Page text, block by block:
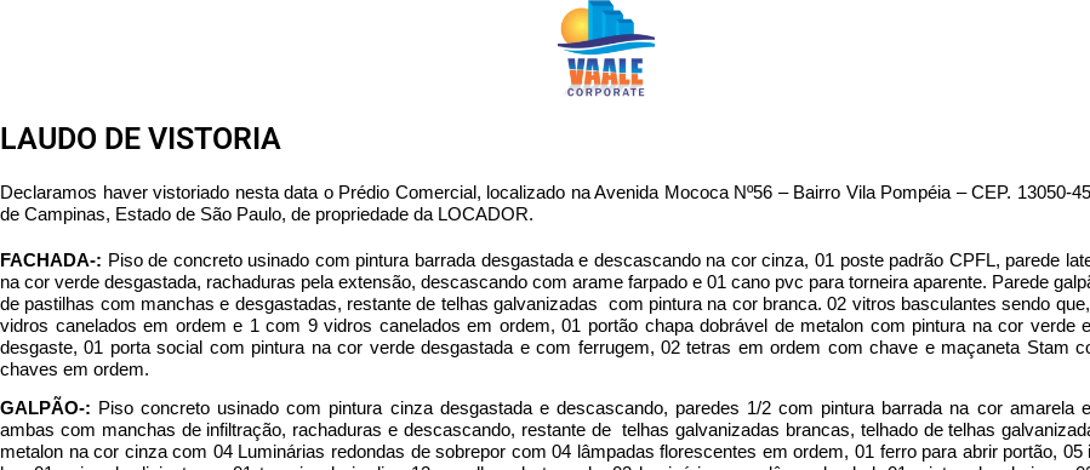
LAUDO DE VISTORIA
Declaramos haver vistoriado nesta data o Prédio Comercial, localizado na Avenida Mococa Nº56 – Bairro Vila Pompéia – CEP. 13050-
de Campinas, Estado de São Paulo, de propriedade da LOCADOR.
FACHADA-: Piso de concreto usinado com pintura barrada desgastada e descascando na cor cinza, 01 poste padrão CPFL, parede
na cor verde desgastada, rachaduras pela extensão, descascando com arame farpado e 01 cano pvc para torneira aparente. Parede
de pastilhas com manchas e desgastadas, restante de telhas galvanizadas com pintura na cor branca. 02 vitros basculantes sendo
vidros canelados em ordem e 1 com 9 vidros canelados em ordem, 01 portão chapa dobrável de metalon com pintura na cor verde
desgaste, 01 porta social com pintura na cor verde desgastada e com ferrugem, 02 tetras em ordem com chave e maçaneta Stam
chaves em ordem.
GALPÃO-: Piso concreto usinado com pintura cinza desgastada e descascando, paredes 1/2 com pintura barrada na cor amarela
ambas com manchas de infiltração, rachaduras e descascando, restante de telhas galvanizadas brancas, telhado de telhas
metalon na cor cinza com 04 Luminárias redondas de sobrepor com 04 lâmpadas florescentes em ordem, 01 ferro para abrir portão, 05